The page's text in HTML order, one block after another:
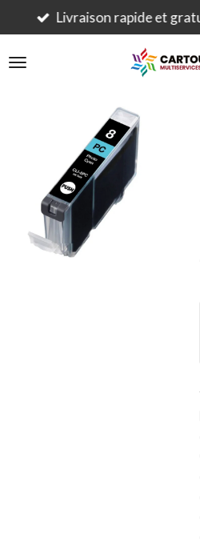
Passer
au
contenu
Livraison rapide et